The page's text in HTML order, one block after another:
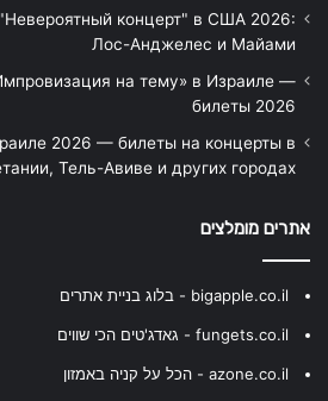
концерт" в США 2026:
Лос-Анджелес и Майами
на тему» в Израиле —
билеты 2026
2026 — билеты на концерты в
Тель-Авиве и других городах
אתרים מומלצים
bigapple.co.il - בלוג בניית אתרים
fungets.co.il - גאדג'טים הכי שווים
azone.co.il - הכל על קניה באמזון